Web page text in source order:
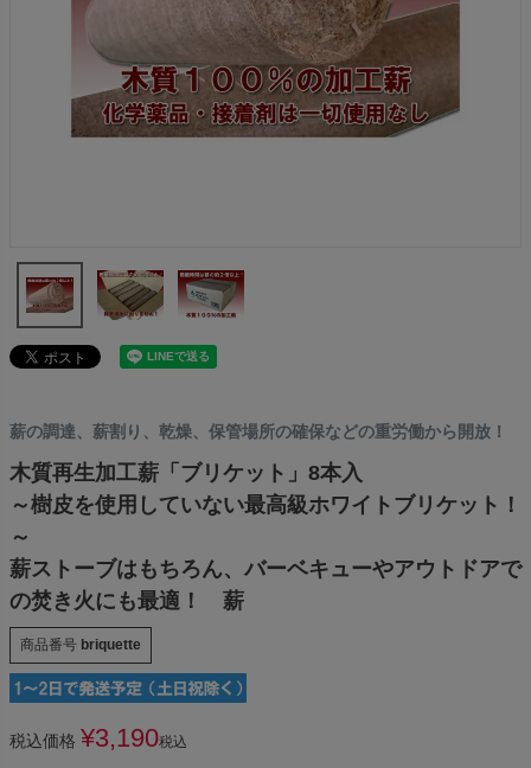
薪の調達、薪割り、乾燥、保管場所の確保などの重労働から開放！
木質再生加工薪「ブリケット」8本入
～樹皮を使用していない最高級ホワイトブリケット！
～
薪ストーブはもちろん、バーベキューやアウトドアで
の焚き火にも最適！ 薪
商品番号 briquette
税込価格 ¥3,190税込